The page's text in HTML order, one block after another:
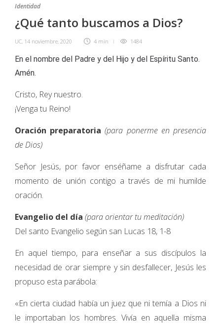
Identidad
¿Qué tanto buscamos a Dios?
UC, 14 noviembre, 2020 4 min 1484
En el nombre del Padre y del Hijo y del Espíritu Santo.
Amén.
Cristo, Rey nuestro.
¡Venga tu Reino!
Oración preparatoria (para ponerme en presencia
de Dios)
Señor Jesús, por favor enséñame a disfrutar cada
momento de unión contigo a través de mi humilde
oración.
Evangelio del día (para orientar tu meditación)
Del santo Evangelio según san Lucas 18, 1-8
En aquel tiempo, para enseñar a sus discípulos la
necesidad de orar siempre y sin desfallecer, Jesús les
propuso esta parábola:
«En cierta ciudad había un juez que ni temía a Dios ni
le importaban los hombres. Vivía en aquella misma